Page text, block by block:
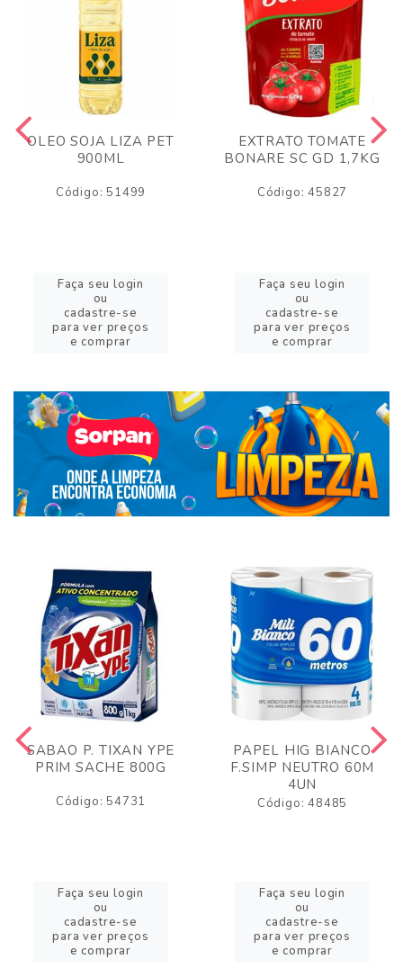
OLEO SOJA LIZA PET
900ML
Código: 51499
Faça seu login
ou
cadastre-se
para ver preços
e comprar
EXTRATO TOMATE
BONARE SC GD 1,7KG
Código: 45827
Faça seu login
ou
cadastre-se
para ver preços
e comprar
SABAO P. TIXAN YPE
PRIM SACHE 800G
Código: 54731
Faça seu login
ou
cadastre-se
para ver preços
e comprar
PAPEL HIG BIANCO
F.SIMP NEUTRO 60M
4UN
Código: 48485
Faça seu login
ou
cadastre-se
para ver preços
e comprar